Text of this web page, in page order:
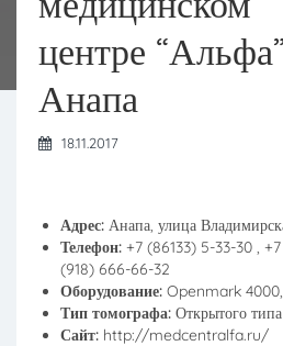
центре
Анапа
18.11.2017
Адрес: Анапа, улица
Телефон: +7 (86133) 5-33-30 ,
(918) 666-66-32
Оборудование: Openmark
Тип томографа: Открытого типа
Сайт: http://medcentralfa.ru/